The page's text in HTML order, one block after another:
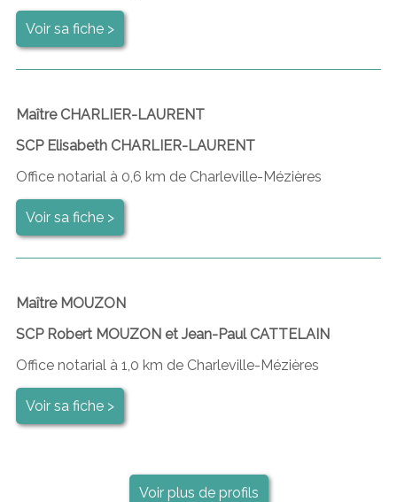
Voir sa fiche >
Maître CHARLIER-LAURENT
SCP Elisabeth CHARLIER-LAURENT
Office notarial à 0,6 km de Charleville-Mézières
Voir sa fiche >
Maître MOUZON
SCP Robert MOUZON et Jean-Paul CATTELAIN
Office notarial à 1,0 km de Charleville-Mézières
Voir sa fiche >
Voir plus de profils